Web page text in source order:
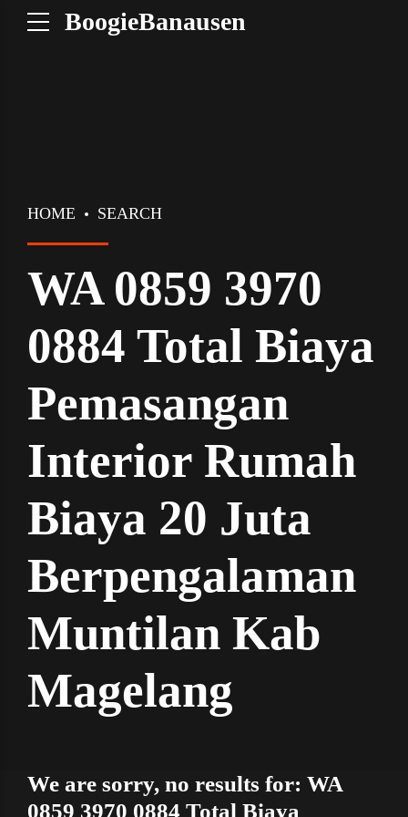
BoogieBanausen
HOME SEARCH
WA 0859 3970
0884 Total Biaya
Pemasangan
Interior Rumah
Biaya 20 Juta
Berpengalaman
Muntilan Kab
Magelang
We are sorry, no results for: WA
0859 3970 0884 Total Biaya